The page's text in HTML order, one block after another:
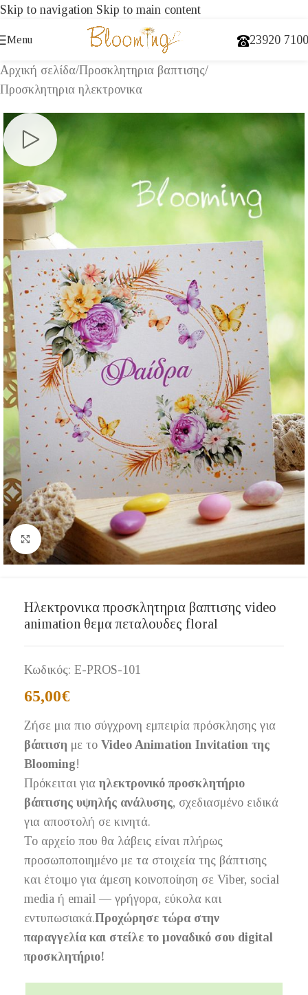
Skip to navigation Skip to main content
Menu 23920
Αρχική σελίδα/Προσκλητηρια βαπτισης/
Προσκλητηρια ηλεκτρονικα
Click to enlarge
Ηλεκτρονικα προσκλητηρια βαπτισης video
animation θεμα πεταλουδες floral
Κωδικός: E-PROS-101
65,00€
Ζήσε μια πιο σύγχρονη εμπειρία πρόσκλησης για
βάπτιση με το Video Animation Invitation της
Blooming!
Πρόκειται για ηλεκτρονικό προσκλητήριο
βάπτισης υψηλής ανάλυσης, σχεδιασμένο ειδικά
για αποστολή σε κινητά.
Το αρχείο που θα λάβεις είναι πλήρως
προσωποποιημένο με τα στοιχεία της βάπτισης
και έτοιμο για άμεση κοινοποίηση σε Viber, social
media ή email — γρήγορα, εύκολα και
εντυπωσιακά.Προχώρησε τώρα στην
παραγγελία και στείλε το μοναδικό σου digital
προσκλητήριο!